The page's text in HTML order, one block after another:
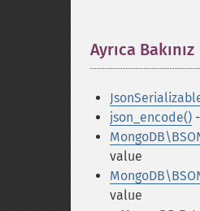
Ayrıca Bakınız
json_encode()
value
value